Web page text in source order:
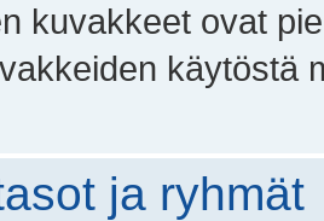
kuvakkeet ovat
käytöstä
ja ryhmät